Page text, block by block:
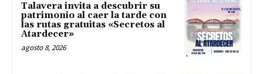
Talavera invita a descubrir su
patrimonio al caer la tarde con
las rutas gratuitas «Secretos al
Atardecer»
agosto 8, 2026